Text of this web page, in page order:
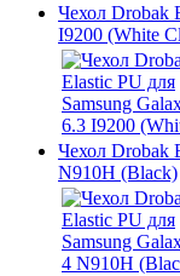
Чехол Drobak
I9200 (White
Чехол Drobak
N910H (Black)